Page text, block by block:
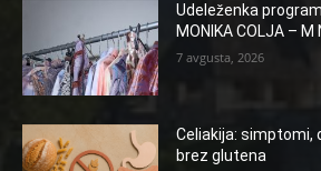
Udeleženka
MONIKA COLJA – M
7 avgusta, 2026
Celiakija: simptomi,
brez glutena